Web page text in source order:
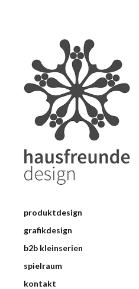
produktdesign
grafikdesign
b2b kleinserien
spielraum
kontakt